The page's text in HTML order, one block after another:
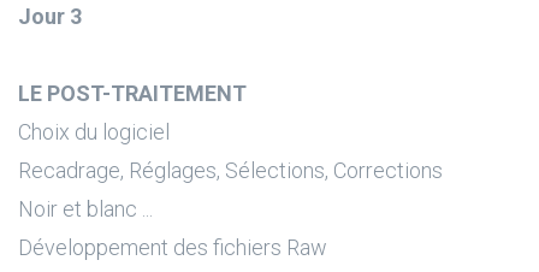
Jour 3
LE POST-TRAITEMENT
Choix du logiciel
Recadrage, Réglages, Sélections, Corrections
Noir et blanc ...
Développement des fichiers Raw